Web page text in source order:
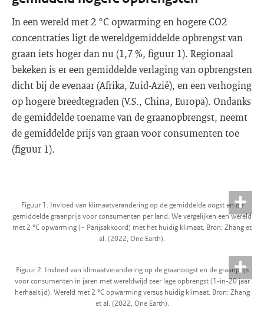
In een wereld met 2 °C opwarming en hogere CO2
concentraties ligt de wereldgemiddelde opbrengst van
graan iets hoger dan nu (1,7 %, figuur 1). Regionaal
bekeken is er een gemiddelde verlaging van opbrengsten
dicht bij de evenaar (Afrika, Zuid-Azië), en een verhoging
op hogere breedtegraden (V.S., China, Europa). Ondanks
de gemiddelde toename van de graanopbrengst, neemt
de gemiddelde prijs van graan voor consumenten toe
(figuur 1).
Figuur 1. Invloed van klimaatverandering op de gemiddelde oogst en de
gemiddelde graanprijs voor consumenten per land. We vergelijken een wereld
met 2 °C opwarming (~ Parijsakkoord) met het huidig klimaat. Bron: Zhang et
al. (2022, One Earth).
Figuur 2. Invloed van klimaatverandering op de graanoogst en de graanprijs
voor consumenten in jaren met wereldwijd zeer lage opbrengst (1-in-20 jaar
herhaaltijd). Wereld met 2 °C opwarming versus huidig klimaat. Bron: Zhang
et al. (2022, One Earth).